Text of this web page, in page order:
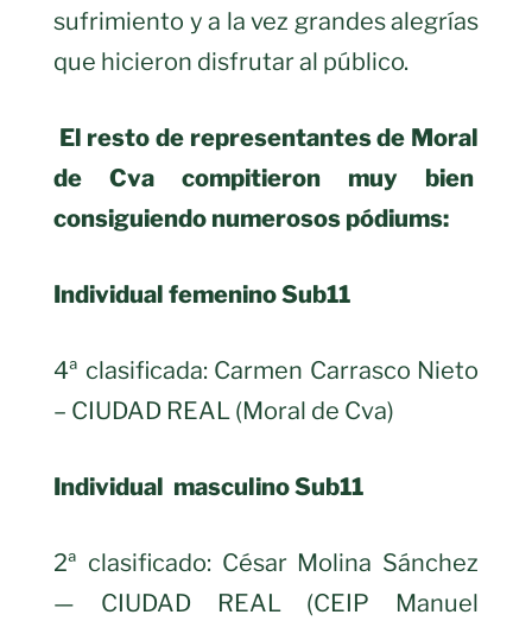
sufrimiento y a la vez grandes alegrías
que hicieron disfrutar al público.
El resto de representantes de Moral
de Cva compitieron muy bien
consiguiendo numerosos pódiums:
Individual femenino Sub11
4ª clasificada: Carmen Carrasco Nieto
– CIUDAD REAL (Moral de Cva)
Individual masculino Sub11
2ª clasificado: César Molina Sánchez
— CIUDAD REAL (CEIP Manuel